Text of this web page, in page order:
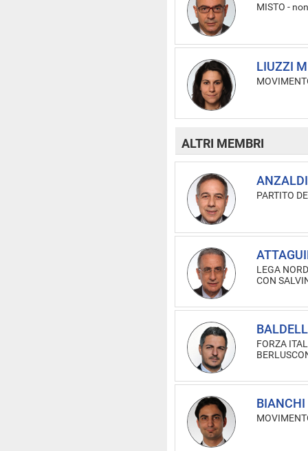
MISTO -
LIUZZI
ALTRI MEMBRI
PARTITO
LEGA
CON
FORZA